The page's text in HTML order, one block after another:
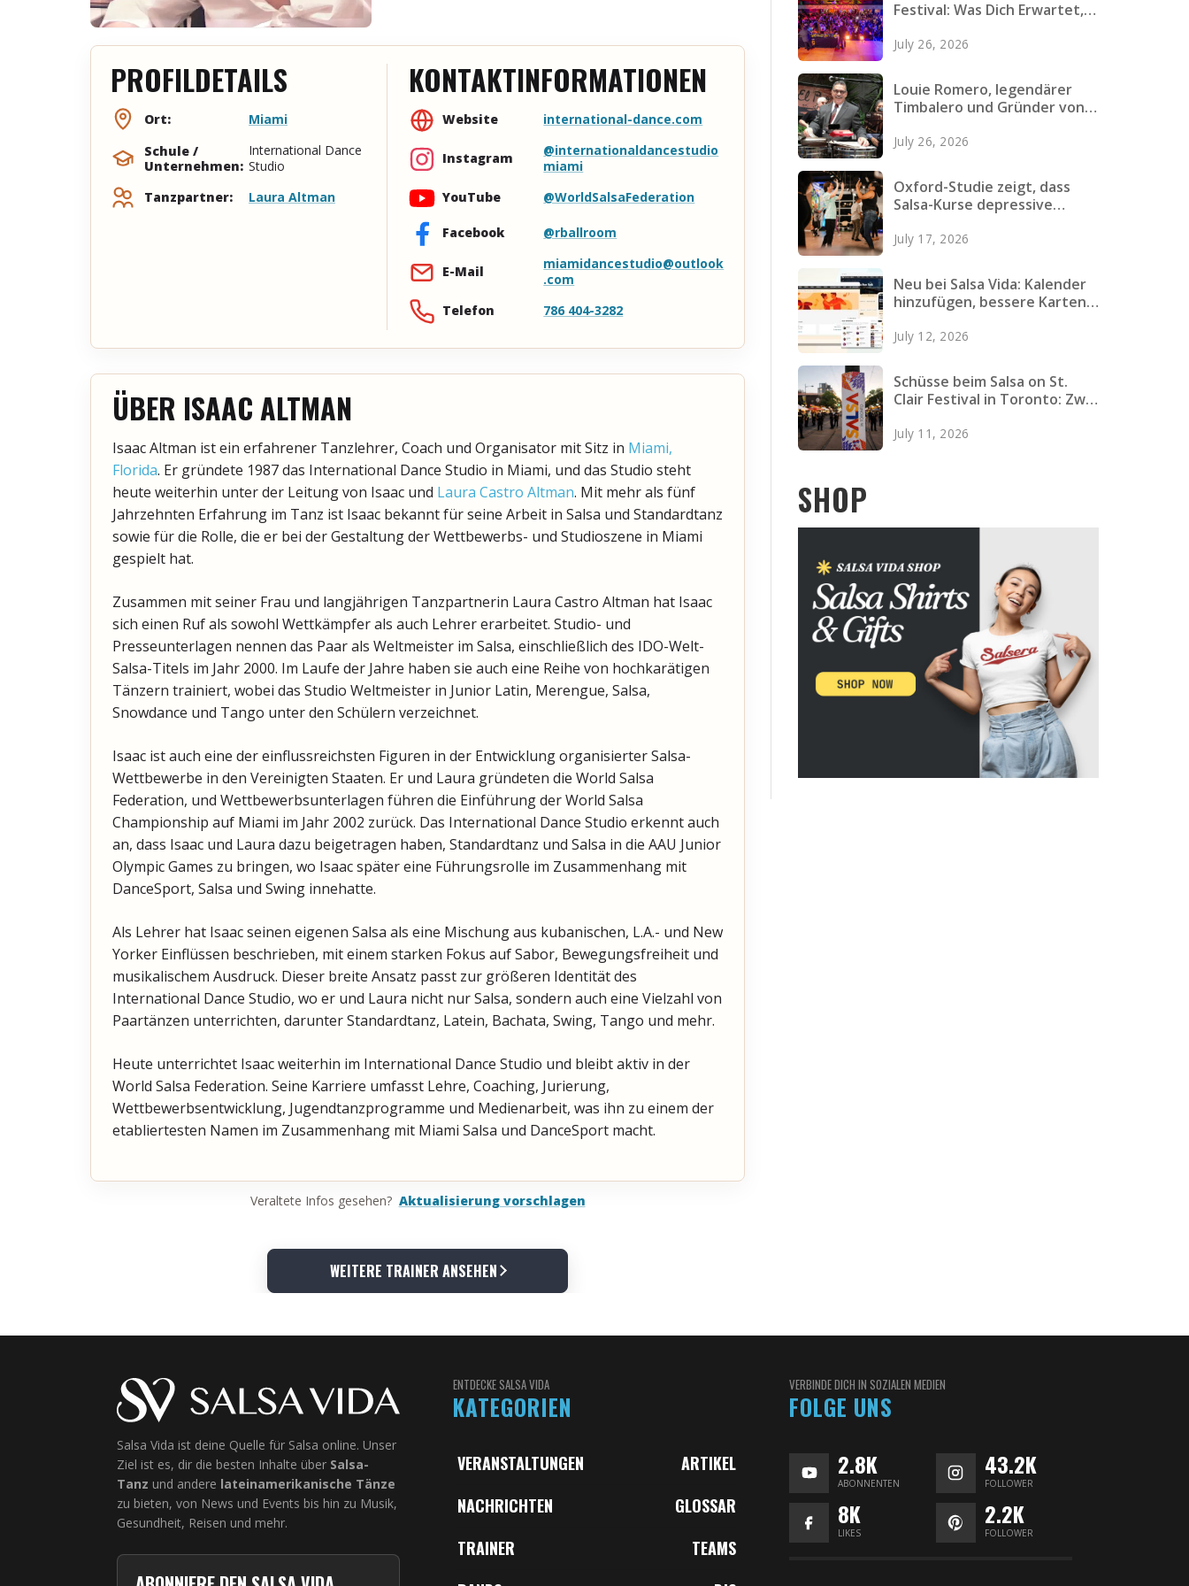
PROFILDETAILS
Ort:
Miami
Schule /
Unternehmen:
International Dance
Studio
Tanzpartner:
Laura Altman
KONTAKTINFORMATIONEN
Website international-dance.com
Instagram
@internationaldancestudio
miami
YouTube
@WorldSalsaFederation
Facebook @rballroom
E-Mail
miamidancestudio@outlook
.com
Telefon
786 404-3282
ÜBER ISAAC ALTMAN
Isaac Altman ist ein erfahrener Tanzlehrer, Coach und Organisator mit Sitz in Miami,
Florida. Er gründete 1987 das International Dance Studio in Miami, und das Studio steht
heute weiterhin unter der Leitung von Isaac und Laura Castro Altman. Mit mehr als fünf
Jahrzehnten Erfahrung im Tanz ist Isaac bekannt für seine Arbeit in Salsa und Standardtanz
sowie für die Rolle, die er bei der Gestaltung der Wettbewerbs- und Studioszene in Miami
gespielt hat.
Zusammen mit seiner Frau und langjährigen Tanzpartnerin Laura Castro Altman hat Isaac
sich einen Ruf als sowohl Wettkämpfer als auch Lehrer erarbeitet. Studio- und
Presseunterlagen nennen das Paar als Weltmeister im Salsa, einschließlich des IDO-Welt-
Salsa-Titels im Jahr 2000. Im Laufe der Jahre haben sie auch eine Reihe von hochkarätigen
Tänzern trainiert, wobei das Studio Weltmeister in Junior Latin, Merengue, Salsa,
Snowdance und Tango unter den Schülern verzeichnet.
Isaac ist auch eine der einflussreichsten Figuren in der Entwicklung organisierter Salsa-
Wettbewerbe in den Vereinigten Staaten. Er und Laura gründeten die World Salsa
Federation, und Wettbewerbsunterlagen führen die Einführung der World Salsa
Championship auf Miami im Jahr 2002 zurück. Das International Dance Studio erkennt auch
an, dass Isaac und Laura dazu beigetragen haben, Standardtanz und Salsa in die AAU Junior
Olympic Games zu bringen, wo Isaac später eine Führungsrolle im Zusammenhang mit
DanceSport, Salsa und Swing innehatte.
Als Lehrer hat Isaac seinen eigenen Salsa als eine Mischung aus kubanischen, L.A.- und New
Yorker Einflüssen beschrieben, mit einem starken Fokus auf Sabor, Bewegungsfreiheit und
musikalischem Ausdruck. Dieser breite Ansatz passt zur größeren Identität des
International Dance Studio, wo er und Laura nicht nur Salsa, sondern auch eine Vielzahl von
Paartänzen unterrichten, darunter Standardtanz, Latein, Bachata, Swing, Tango und mehr.
Heute unterrichtet Isaac weiterhin im International Dance Studio und bleibt aktiv in der
World Salsa Federation. Seine Karriere umfasst Lehre, Coaching, Jurierung,
Wettbewerbsentwicklung, Jugendtanzprogramme und Medienarbeit, was ihn zu einem der
etabliertesten Namen im Zusammenhang mit Miami Salsa und DanceSport macht.
Veraltete Infos gesehen? Aktualisierung vorschlagen
WEITERE TRAINER ANSEHEN
Festival: Was Dich Erwartet,
Was Du Einpackst
July 26, 2026
Louie Romero, legendärer
Timbalero und Gründer von
July 26, 2026
Oxford-Studie zeigt, dass
Salsa-Kurse depressive
Erwachsenen verringern
July 17, 2026
Neu bei Salsa Vida: Kalender
hinzufügen, bessere Karten,
July 12, 2026
Schüsse beim Salsa on St.
Clair Festival in Toronto: Zwei
July 11, 2026
SHOP
Salsa Vida ist deine Quelle für Salsa online. Unser
Ziel ist es, dir die besten Inhalte über Salsa-
Tanz und andere lateinamerikanische Tänze
zu bieten, von News und Events bis hin zu Musik,
Gesundheit, Reisen und mehr.
ENTDECKE SALSA VIDA
KATEGORIEN
ARTIKEL
VERANSTALTUNGEN
GLOSSAR
NACHRICHTEN
TEAMS
TRAINER
VERBINDE DICH IN SOZIALEN MEDIEN
FOLGE UNS
2.8K
ABONNENTEN
43.2K
FOLLOWER
8K
LIKES
2.2K
FOLLOWER